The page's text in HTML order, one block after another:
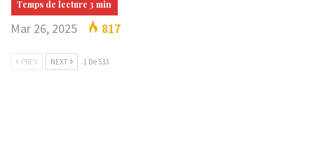
Mar 26, 2025 817
PREV NEXT 1 De 533